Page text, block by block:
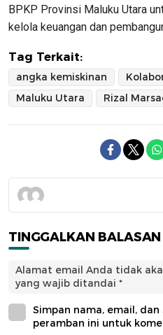
BPKP Provinsi Maluku Utara
kelola keuangan dan
Tag Terkait:
angka kemiskinan
Maluku Utara
Rizal
TINGGALKAN BALASAN
Alamat email Anda tidak
yang wajib ditandai *
Simpan nama, email,
peramban ini untuk